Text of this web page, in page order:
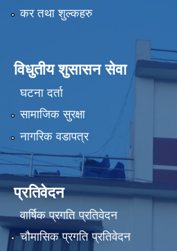
कर तथा शुल्कहरु
विधुतीय शुसासन सेवा
घटना दर्ता
सामाजिक सुरक्षा
नागरिक वडापत्र
प्रतिवेदन
वार्षिक प्रगति प्रतिवेदन
चौमासिक प्रगति प्रतिवेदन